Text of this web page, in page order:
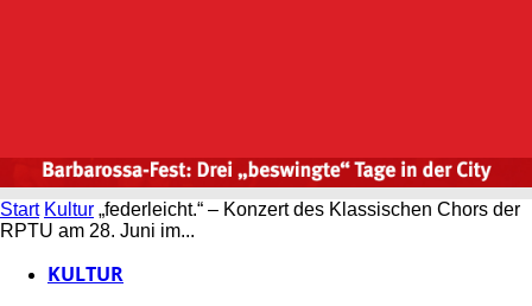
Start Kultur „federleicht.“ – Konzert des Klassischen Chors der
RPTU am 28. Juni im...
KULTUR